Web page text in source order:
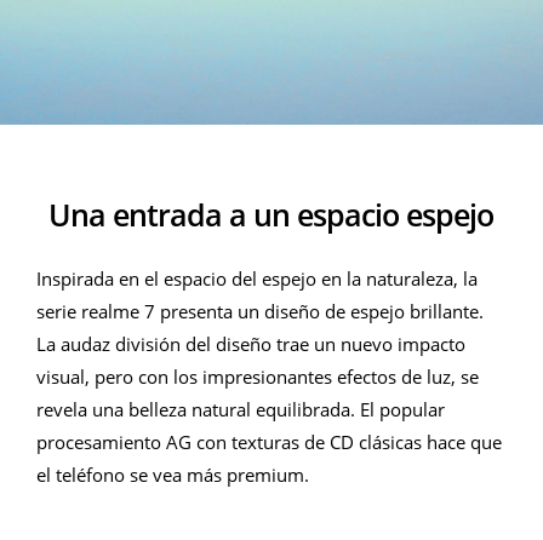
Una entrada a un espacio espejo
Inspirada en el espacio del espejo en la naturaleza, la
serie realme 7 presenta un diseño de espejo brillante.
La audaz división del diseño trae un nuevo impacto
visual, pero con los impresionantes efectos de luz, se
revela una belleza natural equilibrada. El popular
procesamiento AG con texturas de CD clásicas hace que
el teléfono se vea más premium.